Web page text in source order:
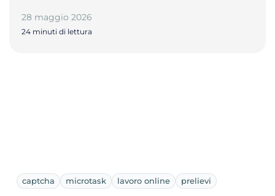
28 maggio 2026
24 minuti di lettura
captcha microtask lavoro online prelievi